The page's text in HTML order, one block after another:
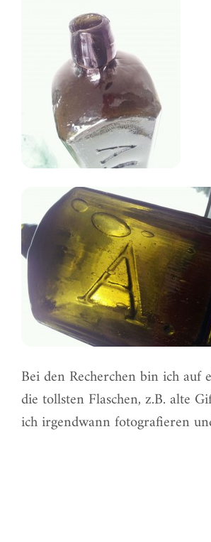
Bei den Recherchen bin ich auf
die tollsten Flaschen, z.B. alte
ich irgendwann fotografieren